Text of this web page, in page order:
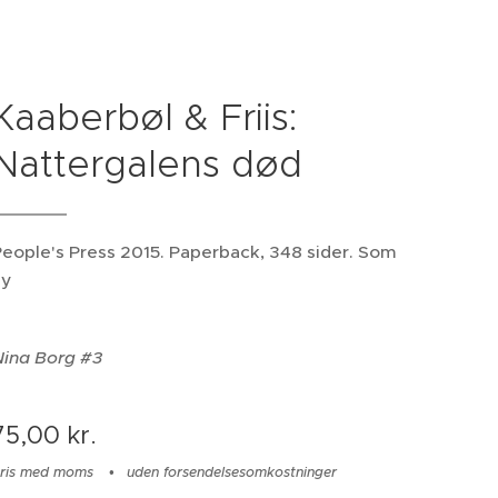
& Friis:
død
Press 2015. Paperback, 348 sider. Som
Borg #3
kr.
med moms uden forsendelsesomkostninger